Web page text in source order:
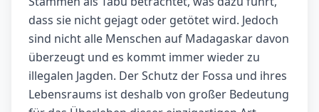
dass sie nicht gejagt oder getötet wird. Jedoch
sind nicht alle Menschen auf Madagaskar davon
überzeugt und es kommt immer wieder zu
illegalen Jagden. Der Schutz der Fossa und ihres
Lebensraums ist deshalb von großer Bedeutung